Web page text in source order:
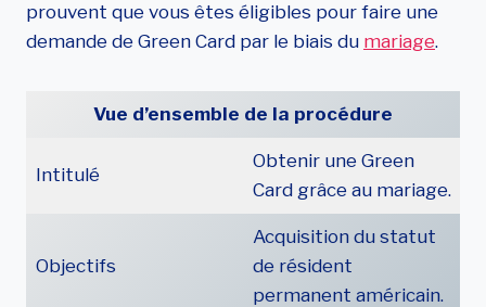
e
prouvent que vous êtes éligibles pour faire une
demande de Green Card par le biais du mariage.
Vue d’ensemble de la procédure
Intitulé
Obtenir une Green
Card grâce au mariage.
Objectifs
Acquisition du statut
de résident
permanent américain.